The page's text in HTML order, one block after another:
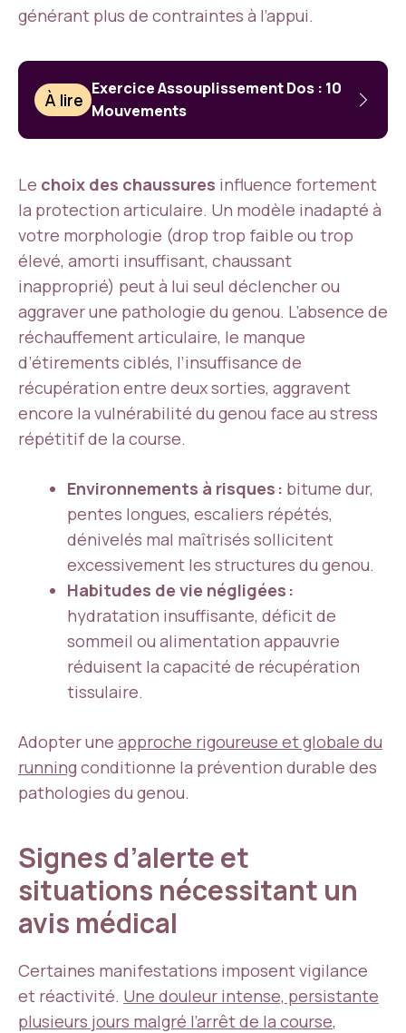
générant plus de contraintes à l’appui.
À lire
Exercice Assouplissement Dos : 10
Mouvements
Le choix des chaussures influence fortement
la protection articulaire. Un modèle inadapté à
votre morphologie (drop trop faible ou trop
élevé, amorti insuffisant, chaussant
inapproprié) peut à lui seul déclencher ou
aggraver une pathologie du genou. L’absence de
réchauffement articulaire, le manque
d’étirements ciblés, l’insuffisance de
récupération entre deux sorties, aggravent
encore la vulnérabilité du genou face au stress
répétitif de la course.
Environnements à risques : bitume dur,
pentes longues, escaliers répétés,
dénivelés mal maîtrisés sollicitent
excessivement les structures du genou.
Habitudes de vie négligées :
hydratation insuffisante, déficit de
sommeil ou alimentation appauvrie
réduisent la capacité de récupération
tissulaire.
Adopter une approche rigoureuse et globale du
runningconditionne la prévention durable des
pathologies du genou.
Signes d’alerte et
situations nécessitant un
avis médical
Certaines manifestations imposent vigilance
et réactivité. Une douleur intense, persistante
plusieurs jours malgré l’arrêt de la course,